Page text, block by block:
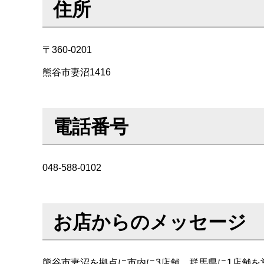
住所
〒360-0201
熊谷市妻沼1416
電話番号
048-588-0102
お店からのメッセージ